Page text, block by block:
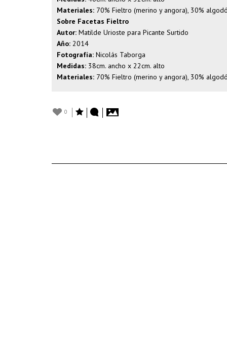
Materiales: 70% Fieltro (merino y angora), 30%
Sobre Facetas Fieltro
Autor: Matilde Urioste para Picante Surtido
Año: 2014
Fotografía: Nicolás Taborga
Medidas: 38cm. ancho x 22cm. alto
Materiales: 70% Fieltro (merino y angora), 30%
0